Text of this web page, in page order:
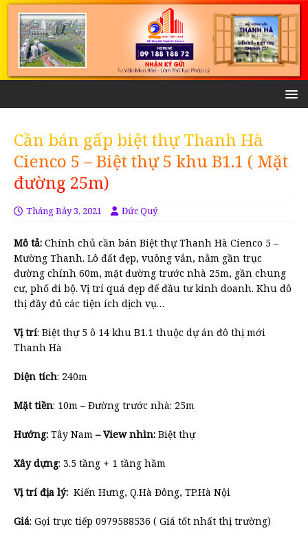
Cần bán gấp biệt thự Thanh Hà
Cienco 5 – Biệt thự 5 khu B1.1 ( Mặt
đường 25m)
Tháng Bảy 3, 2021 Đức Quý
Mô tả: Chính chủ cần bán Biệt thự Thanh Hà Cienco 5 –
Mường Thanh. Lô đất đẹp, vuông vắn, nằm gần trục
đường chính 60m, mặt đường trước nhà 25m, gần chung
cư, phố đi bộ. Vị trí quá đẹp để đầu tư kinh doanh. Khu đô
thị đầy đủ các tiện ích dịch vụ…
Vị trí: Biệt thự 5 ô 14 khu B1.1 thuộc dự án đô thị mới
Thanh Hà
Diện tích: 240m
Mặt tiền: 10m – Đường trước nhà: 25m
Hướng: Tây Nam – View nhìn: Biệt thự
Xây dựng: 3.5 tầng + 1 tầng hầm
Vị trí địa lý: Kiến Hưng, Q.Hà Đông, TP.Hà Nội
Giá: Gọi trực tiếp 0979588536 ( Giá tốt nhất thị trường)